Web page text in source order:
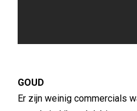
GOUD
Er zijn weinig commercials